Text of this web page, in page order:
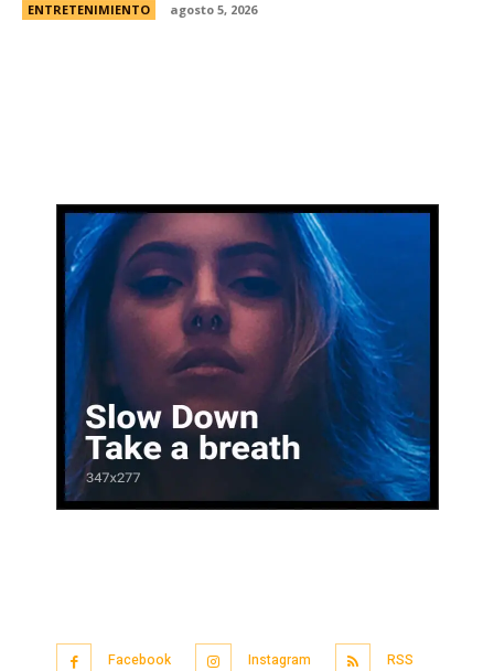
ENTRETENIMIENTO agosto 5, 2026
Facebook Instagram RSS